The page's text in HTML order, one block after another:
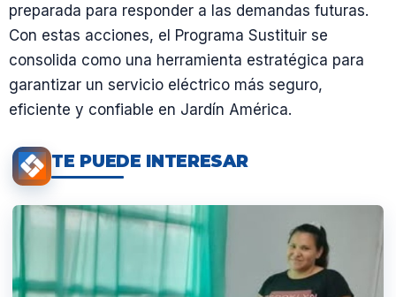
preparada para responder a las demandas futuras.
Con estas acciones, el Programa Sustituir se
consolida como una herramienta estratégica para
garantizar un servicio eléctrico más seguro,
eficiente y confiable en Jardín América.
TE PUEDE INTERESAR